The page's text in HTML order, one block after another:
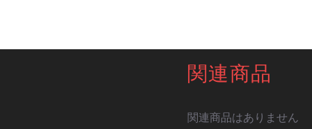
関連商品
関連商品はありません